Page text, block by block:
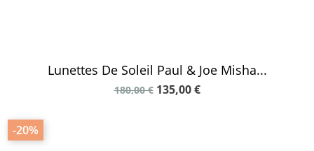
Lunettes De Soleil Paul & Joe Misha...
180,00 € 135,00 €
-20%